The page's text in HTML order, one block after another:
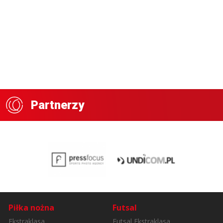
Partnerzy
Piłka nożna Futsal